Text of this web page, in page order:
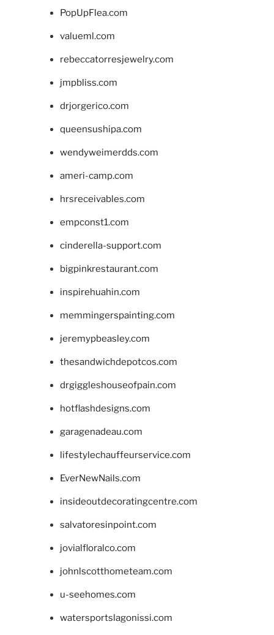
PopUpFlea.com
valueml.com
rebeccatorresjewelry.com
jmpbliss.com
drjorgerico.com
queensushipa.com
wendyweimerdds.com
ameri-camp.com
hrsreceivables.com
empconst1.com
cinderella-support.com
bigpinkrestaurant.com
inspirehuahin.com
memmingerspainting.com
jeremypbeasley.com
thesandwichdepotcos.com
drgiggleshouseofpain.com
hotflashdesigns.com
garagenadeau.com
lifestylechauffeurservice.com
EverNewNails.com
insideoutdecoratingcentre.com
salvatoresinpoint.com
jovialfloralco.com
johnlscotthometeam.com
u-seehomes.com
watersportslagonissi.com